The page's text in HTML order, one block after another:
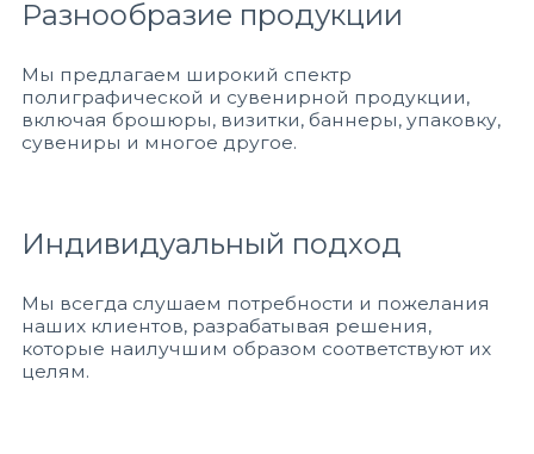
Разнообразие продукции
Мы предлагаем широкий спектр
полиграфической и сувенирной продукции,
включая брошюры, визитки, баннеры, упаковку,
сувениры и многое другое.
Индивидуальный подход
Мы всегда слушаем потребности и пожелания
наших клиентов, разрабатывая решения,
которые наилучшим образом соответствуют их
целям.